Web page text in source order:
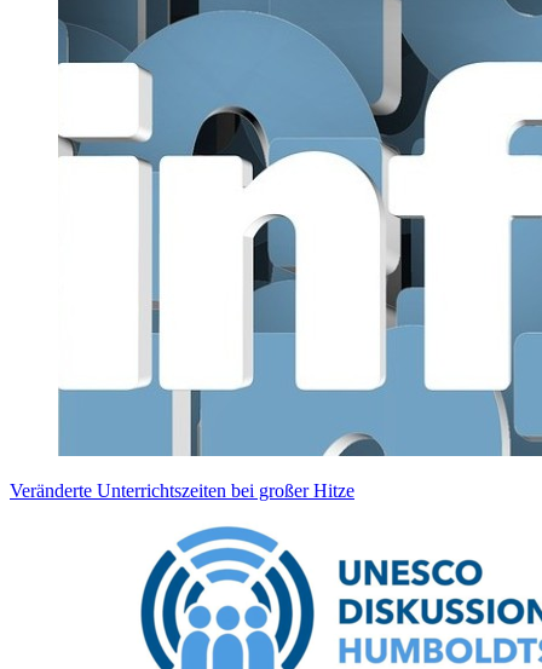
Veränderte Unterrichtszeiten bei großer Hitze